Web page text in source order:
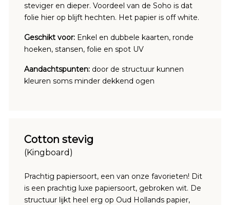
steviger en dieper. Voordeel van de Soho is dat
folie hier op blijft hechten. Het papier is off white.
Geschikt voor: Enkel en dubbele kaarten, ronde
hoeken, stansen, folie en spot UV
Aandachtspunten: door de structuur kunnen
kleuren soms minder dekkend ogen
Cotton stevig
(Kingboard)
Prachtig papiersoort, een van onze favorieten! Dit
is een prachtig luxe papiersoort, gebroken wit. De
structuur lijkt heel erg op Oud Hollands papier,